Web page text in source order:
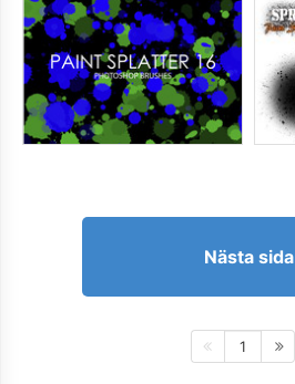
Nästa sida
1